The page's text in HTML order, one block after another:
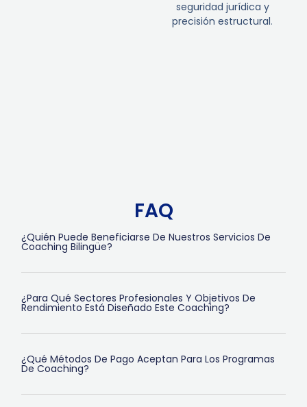
seguridad jurídica y
precisión estructural.
FAQ
¿Quién Puede Beneficiarse De Nuestros Servicios De
Coaching Bilingüe?
¿Para Qué Sectores Profesionales Y Objetivos De
Rendimiento Está Diseñado Este Coaching?
¿Qué Métodos De Pago Aceptan Para Los Programas
De Coaching?